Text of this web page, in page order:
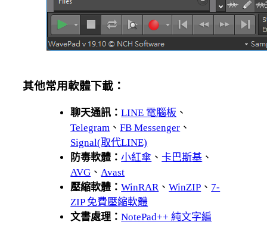
其他常用軟體下載：
聊天通訊：LINE 電腦板 、
Telegram 、FB Messenger 、
Signal(取代LINE)
防毒軟體：小紅傘 、卡巴斯基 、
AVG 、 Avast
壓縮軟體：WinRAR 、WinZIP 、 7-
ZIP 免費壓縮軟體
文書處理：NotePad++ 純文字編